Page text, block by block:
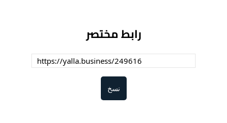
رابط مختصر
نسخ